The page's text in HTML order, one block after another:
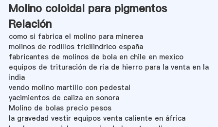
Molino coloidal para pigmentos
Relación
como si fabrica el molino para minerea
molinos de rodillos tricilindrico españa
fabricantes de molinos de bola en chile en mexico
equipos de trituración de ria de hierro para la venta en la
india
vendo molino martillo con pedestal
yacimientos de caliza en sonora
Molino de bolas precio pesos
la gravedad vestir equipos venta caliente en áfrica